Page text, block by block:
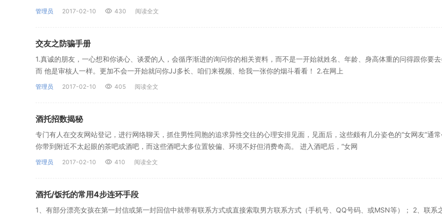
管理员 2017-02-10 430 阅读全文
交友之防骗手册
1.真诚的朋友，一心想和你谈心、谈爱的人，会循序渐进的询问你的相关资料，而不是一开始就姓名、年龄、身高体重的问得跟你要
而 他是审核人一样。更加不会一开始就问你JJ多长、咱们来视频、给我一张你的烟斗看看！ 2.在网上
管理员 2017-02-10 405 阅读全文
酒托招数揭秘
专门有人在交友网站登记，进行网络聊天，抓住男性同胞的追求异性交往的心理安排见面，见面后，这些颇有几分姿色的“女网友”通
你带到附近不太起眼的茶吧或酒吧，而这些酒吧大多位置较偏、环境不好但消费奇高。 进入酒吧后，“女网
管理员 2017-02-10 410 阅读全文
酒托/饭托的常用4步连环手段
1、有部分漂亮女孩在第一封信或第一封回信中就带有联系方式或直接索取男方联系方式（手机号、QQ号码、或MSN等）； 2、联系